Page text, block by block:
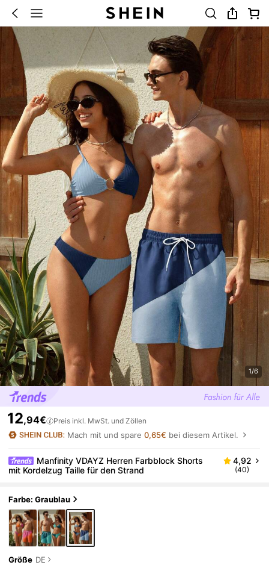
1/6
12,94€ Preis inkl. MwSt. und Zöllen
Mach mit und spare0,65€ bei diesem Artikel.
Manfinity VDAYZ Herren Farbblock Shorts
mit Kordelzug Taille für den Strand
4,92
(40)
Farbe: Graublau
Größe DE